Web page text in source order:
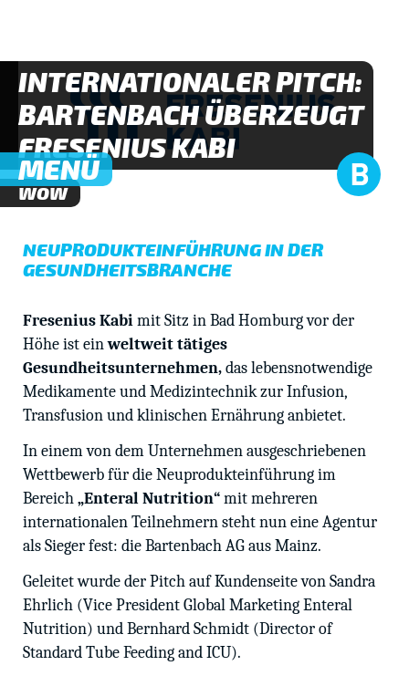
MENÜ
INTERNATIONALER PITCH:
BARTENBACH ÜBERZEUGT
FRESENIUS KABI
WOW
NEUPRODUKTEINFÜHRUNG IN DER
GESUNDHEITSBRANCHE
Fresenius Kabimit Sitz in Bad Homburg vor der
Höhe ist einweltweit tätiges
Gesundheitsunternehmen,das lebensnotwendige
Medikamente und Medizintechnik zur Infusion,
Transfusion und klinischen Ernährung anbietet.
In einem von dem Unternehmen ausgeschriebenen
Wettbewerb für die Neuprodukteinführung im
Bereich„Enteral Nutrition“mit mehreren
internationalen Teilnehmern steht nun eine Agentur
als Sieger fest: die Bartenbach AG aus Mainz.
Geleitet wurde der Pitch auf Kundenseite von Sandra
Ehrlich (Vice President Global Marketing Enteral
Nutrition) und Bernhard Schmidt (Director of
Standard Tube Feeding and ICU).